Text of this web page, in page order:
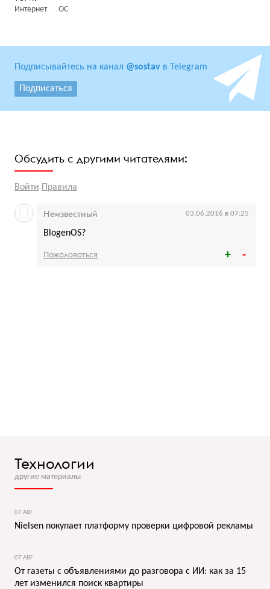
Интернет ОС
Подписывайтесь на канал @sostav в Telegram
Подписаться
Обсудить с другими читателями:
Войти Правила
BlogenOS?
Неизвестный 03.06.2016 в 07:25
Пожаловаться
Технологии
другие материалы
07 АВГ
Nielsen покупает платформу проверки цифровой рекламы
07 АВГ
От газеты с объявлениями до разговора с ИИ: как за 15
лет изменился поиск квартиры